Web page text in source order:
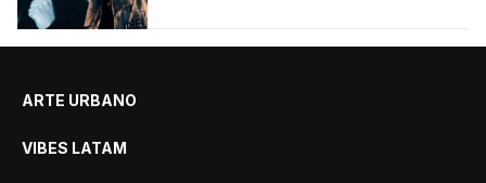
ARTE URBANO
VIBES LATAM